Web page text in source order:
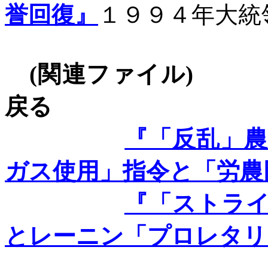
誉回復』
１９９４年大
(関連ファイル)
戻る
『「反乱」
ガス使用」指令と「労
『「ストラ
とレーニン「プロレタ